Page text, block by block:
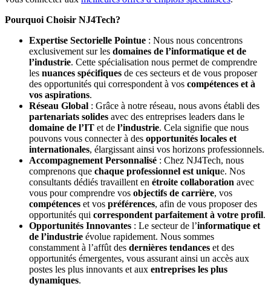
Pourquoi Choisir NJ4Tech?
Expertise Sectorielle Pointue : Nous nous concentrons
exclusivement sur les domaines de l’informatique et de
l’industrie. Cette spécialisation nous permet de comprendre
les nuances spécifiques de ces secteurs et de vous proposer
des opportunités qui correspondent à vos compétences et à
vos aspirations.
Réseau Global : Grâce à notre réseau, nous avons établi des
partenariats solides avec des entreprises leaders dans le
domaine de l’IT et de l’industrie. Cela signifie que nous
pouvons vous connecter à des opportunités locales et
internationales, élargissant ainsi vos horizons professionnels.
Accompagnement Personnalisé : Chez NJ4Tech, nous
comprenons que chaque professionnel est unique. Nos
consultants dédiés travaillent en étroite collaboration avec
vous pour comprendre vos objectifs de carrière, vos
compétences et vos préférences, afin de vous proposer des
opportunités qui correspondent parfaitement à votre profil.
Opportunités Innovantes : Le secteur de l’informatique et
de l’industrie évolue rapidement. Nous sommes
constamment à l’affût des dernières tendances et des
opportunités émergentes, vous assurant ainsi un accès aux
postes les plus innovants et aux entreprises les plus
dynamiques.